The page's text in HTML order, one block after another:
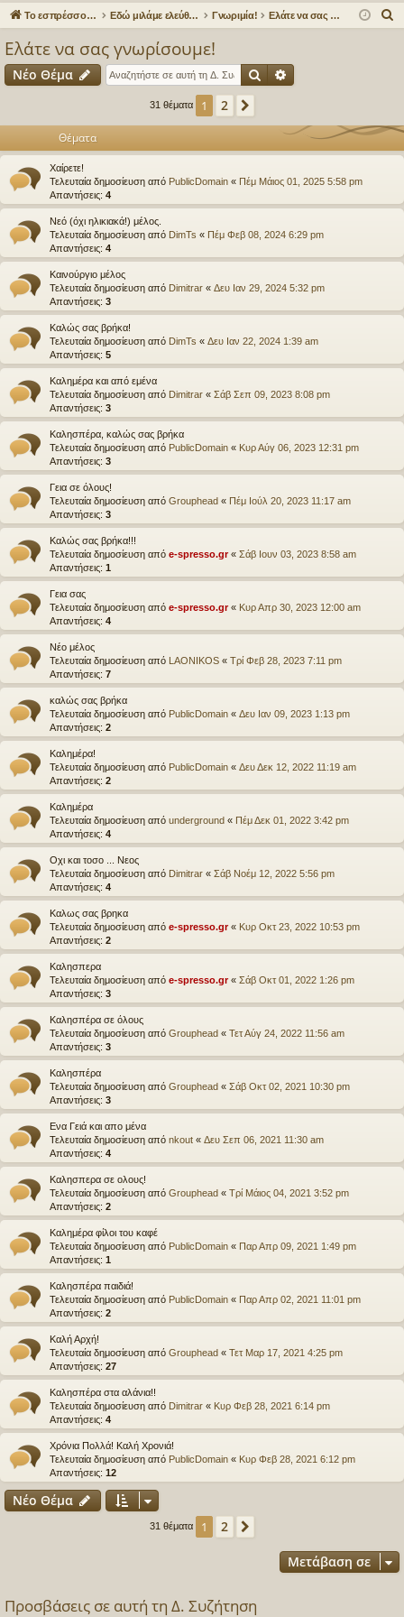
γο
συ
εις
Συ
σε
ις
δε ρα
Το εσπρέσσο στα ηλεκτρονικά! Εδώ μιλάμε ελεύθερα για τον καφέ! Γνωριμία! Ελάτε να σας γνωρίσουμε!
η
σ
Ελάτε να σας γνωρίσουμε!
Νέο Θέμα Αναζήτηση
31 θέματα 1 2
Θέματα
Χαίρετε!
Τελευταία δημοσίευση από PublicDomain « Πέμ Μάιος 01, 2025 5:58 pm
Απαντήσεις: 4
Νεό (όχι ηλικιακά!) μέλος.
Τελευταία δημοσίευση από DimTs « Πέμ Φεβ 08, 2024 6:29 pm
Απαντήσεις: 4
Καινούργιο μέλος
Τελευταία δημοσίευση από Dimitrar « Δευ Ιαν 29, 2024 5:32 pm
Απαντήσεις: 3
Καλώς σας βρήκα!
Τελευταία δημοσίευση από DimTs « Δευ Ιαν 22, 2024 1:39 am
Απαντήσεις: 5
Καλημέρα και από εμένα
Τελευταία δημοσίευση από Dimitrar « Σάβ Σεπ 09, 2023 8:08 pm
Απαντήσεις: 3
Καλησπέρα, καλώς σας βρήκα
Τελευταία δημοσίευση από PublicDomain « Κυρ Αύγ 06, 2023 12:31 pm
Απαντήσεις: 3
Γεια σε όλους!
Τελευταία δημοσίευση από Grouphead « Πέμ Ιούλ 20, 2023 11:17 am
Απαντήσεις: 3
Καλώς σας βρήκα!!!
Τελευταία δημοσίευση από e-spresso.gr« Σάβ Ιουν 03, 2023 8:58 am
Απαντήσεις: 1
Γεια σας
Τελευταία δημοσίευση από e-spresso.gr« Κυρ Απρ 30, 2023 12:00 am
Απαντήσεις: 4
Νέο μέλος
Τελευταία δημοσίευση από LAONIKOS « Τρί Φεβ 28, 2023 7:11 pm
Απαντήσεις: 7
καλώς σας βρήκα
Τελευταία δημοσίευση από PublicDomain « Δευ Ιαν 09, 2023 1:13 pm
Απαντήσεις: 2
Καλημέρα!
Τελευταία δημοσίευση από PublicDomain « Δευ Δεκ 12, 2022 11:19 am
Απαντήσεις: 2
Καλημέρα
Τελευταία δημοσίευση από underground « Πέμ Δεκ 01, 2022 3:42 pm
Απαντήσεις: 4
Οχι και τοσο ... Νεος
Τελευταία δημοσίευση από Dimitrar « Σάβ Νοέμ 12, 2022 5:56 pm
Απαντήσεις: 4
Καλως σας βρηκα
Τελευταία δημοσίευση από e-spresso.gr« Κυρ Οκτ 23, 2022 10:53 pm
Απαντήσεις: 2
Καλησπερα
Τελευταία δημοσίευση από e-spresso.gr« Σάβ Οκτ 01, 2022 1:26 pm
Απαντήσεις: 3
Καλησπέρα σε όλους
Τελευταία δημοσίευση από Grouphead « Τετ Αύγ 24, 2022 11:56 am
Απαντήσεις: 3
Καλησπέρα
Τελευταία δημοσίευση από Grouphead « Σάβ Οκτ 02, 2021 10:30 pm
Απαντήσεις: 3
Ενα Γειά και απο μένα
Τελευταία δημοσίευση από nkout « Δευ Σεπ 06, 2021 11:30 am
Απαντήσεις: 4
Καλησπερα σε ολους!
Τελευταία δημοσίευση από Grouphead « Τρί Μάιος 04, 2021 3:52 pm
Απαντήσεις: 2
Καλημέρα φίλοι του καφέ
Τελευταία δημοσίευση από PublicDomain « Παρ Απρ 09, 2021 1:49 pm
Απαντήσεις: 1
Καλησπέρα παιδιά!
Τελευταία δημοσίευση από PublicDomain « Παρ Απρ 02, 2021 11:01 pm
Απαντήσεις: 2
Καλή Αρχή!
Τελευταία δημοσίευση από Grouphead « Τετ Μαρ 17, 2021 4:25 pm
Απαντήσεις: 27
Καλησπέρα στα αλάνια!!
Τελευταία δημοσίευση από Dimitrar « Κυρ Φεβ 28, 2021 6:14 pm
Απαντήσεις: 4
Χρόνια Πολλά! Καλή Χρονιά!
Τελευταία δημοσίευση από PublicDomain « Κυρ Φεβ 28, 2021 6:12 pm
Απαντήσεις: 12
Νέο Θέμα
31 θέματα 1 2
Μετάβαση σε
Προσβάσεις σε αυτή τη Δ. Συζήτηση